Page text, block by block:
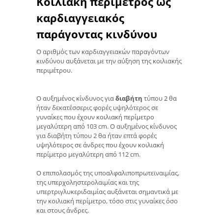
καρδιαγγειακός
παράγοντας κινδύνου
Ο αριθμός των καρδιαγγειακών παραγόντων
κινδύνου αυξάνεται με την αύξηση της κοιλιακής
περιμέτρου.
Ο αυξημένος κίνδυνος γιαδιαβήτη τύπου 2 θα
ήταν δεκατέσσερις φορές υψηλότερος σε
γυναίκες που έχουν κοιλιακή περίμετρο
μεγαλύτερη από 103 cm. Ο αυξημένος κίνδυνος
για διαβήτη τύπου 2 θα ήταν επτά φορές
υψηλότερος σε άνδρες που έχουν κοιλιακή
περίμετρο μεγαλύτερη από 112 cm.
Ο επιπολασμός της υποαλφαλιποπρωτεϊναιμίας,
της υπερχοληστερολαιμίας και της
υπερτριγλυκεριδαιμίας αυξάνεται σημαντικά με
την κοιλιακή περίμετρο, τόσο στις γυναίκες όσο
και στους άνδρες.